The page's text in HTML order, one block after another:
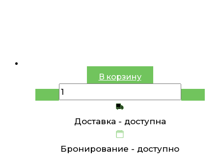
В корзину
Доставка - доступна
Бронирование - доступно